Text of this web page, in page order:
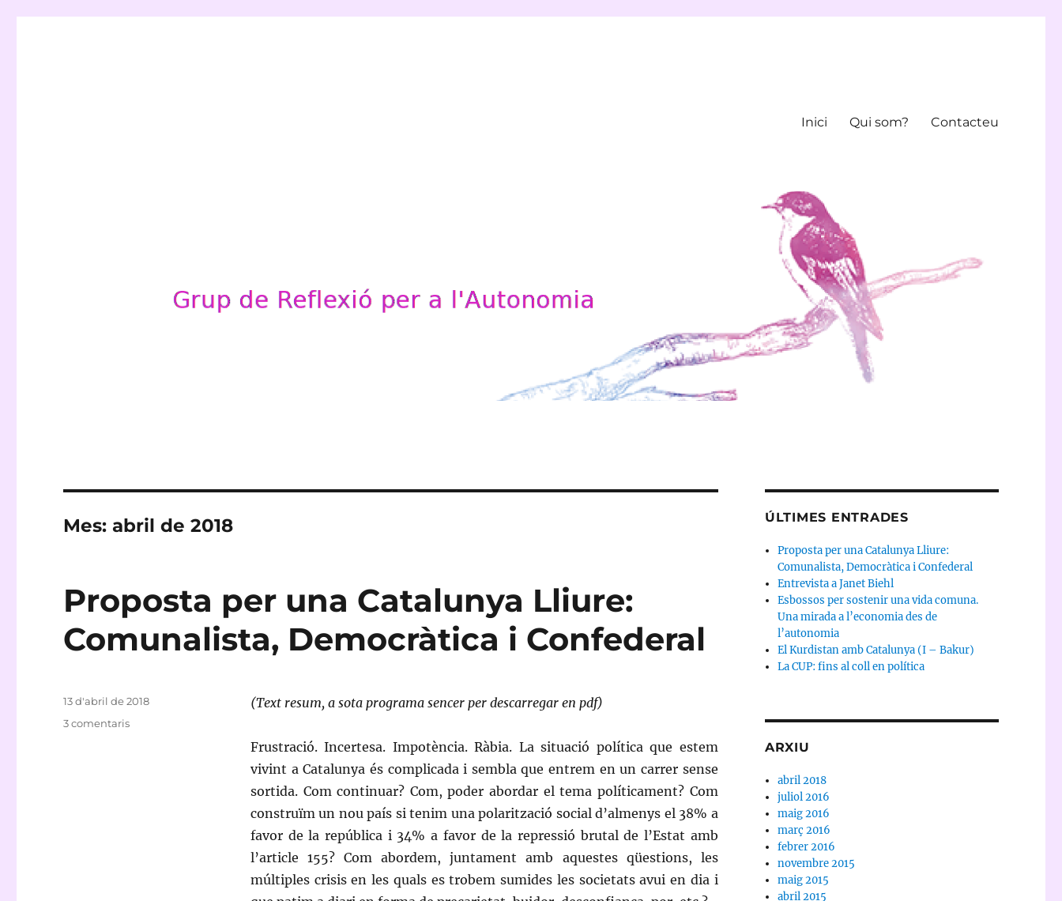
Inici Qui som? Contacteu
Mes:abril de 2018
Proposta per una Catalunya Lliure:
Comunalista, Democràtica i Confederal
(Text resum, a sota programa sencer per descarregar en pdf)
Frustració. Incertesa. Impotència. Ràbia. La situació política que estem
vivint a Catalunya és complicada i sembla que entrem en un carrer sense
sortida. Com continuar? Com, poder abordar el tema políticament? Com
construïm un nou país si tenim una polarització social d’almenys el 38% a
favor de la república i 34% a favor de la repressió brutal de l’Estat amb
l’article 155? Com abordem, juntament amb aquestes qüestions, les
múltiples crisis en les quals es trobem sumides les societats avui en dia i
Publicat
13 d'abril de 2018
3 comentarisa
ÚLTIMES ENTRADES
Proposta per una Catalunya Lliure:
Comunalista, Democràtica i Confederal
Entrevista a Janet Biehl
Esbossos per sostenir una vida comuna.
Una mirada a l’economia des de
l’autonomia
El Kurdistan amb Catalunya (I – Bakur)
La CUP: fins al coll en política
ARXIU
abril 2018
juliol 2016
maig 2016
març 2016
febrer 2016
novembre 2015
maig 2015
abril 2015